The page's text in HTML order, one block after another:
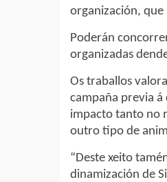
organización,
Poderán
organizadas
Os traballos
campaña previa
impacto tanto no
outro tipo de
“Deste xeito
dinamización de